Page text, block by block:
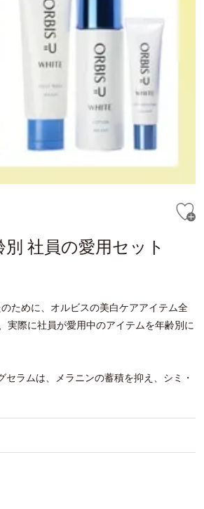
社員の愛用セット
ために、オルビスの美白ケアアイテム全
実際に社員が愛用中のアイテムを年齢別に
ラムは、メラニンの蓄積を抑え、シミ・